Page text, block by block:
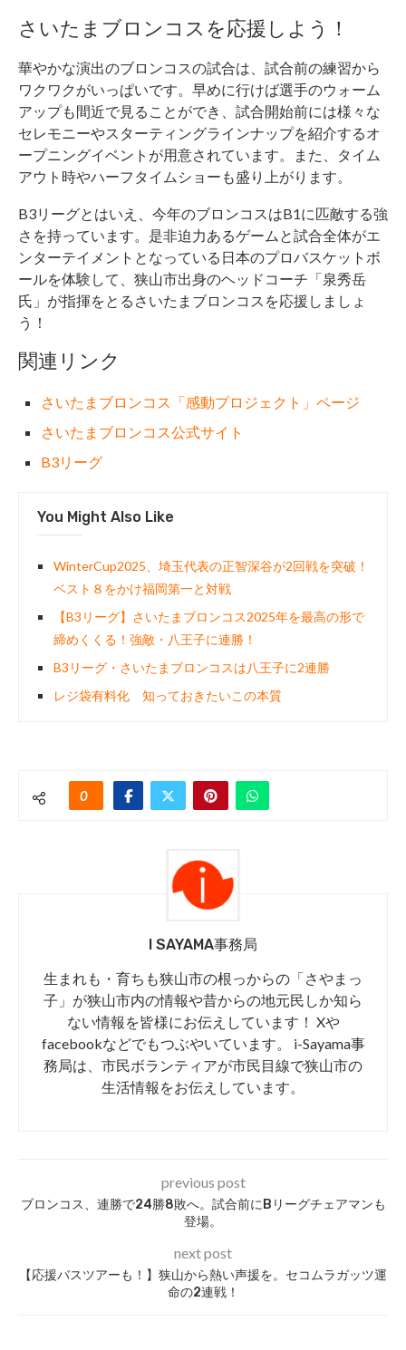
さいたまブロンコスを応援しよう！
華やかな演出のブロンコスの試合は、試合前の練習から
ワクワクがいっぱいです。早めに行けば選手のウォーム
アップも間近で見ることができ、試合開始前には様々な
セレモニーやスターティングラインナップを紹介するオ
ープニングイベントが用意されています。また、タイム
アウト時やハーフタイムショーも盛り上がります。
B3リーグとはいえ、今年のブロンコスはB1に匹敵する強
さを持っています。是非迫力あるゲームと試合全体がエ
ンターテイメントとなっている日本のプロバスケットボ
ールを体験して、狭山市出身のヘッドコーチ「泉秀岳
氏」が指揮をとるさいたまブロンコスを応援しましょ
う！
関連リンク
さいたまブロンコス「感動プロジェクト」ページ
さいたまブロンコス公式サイト
B3リーグ
You Might Also Like
WinterCup2025、埼玉代表の正智深谷が2回戦を突破！
ベスト８をかけ福岡第一と対戦
【B3リーグ】さいたまブロンコス2025年を最高の形で
締めくくる！強敵・八王子に連勝！
B3リーグ・さいたまブロンコスは八王子に2連勝
レジ袋有料化 知っておきたいこの本質
0
I SAYAMA事務局
生まれも・育ちも狭山市の根っからの「さやまっ
子」が狭山市内の情報や昔からの地元民しか知ら
ない情報を皆様にお伝えしています！ Xや
facebookなどでもつぶやいています。 i-Sayama事
務局は、市民ボランティアが市民目線で狭山市の
生活情報をお伝えしています。
previous post
ブロンコス、連勝で24勝8敗へ。試合前にBリーグチェアマンも
登場。
next post
【応援バスツアーも！】狭山から熱い声援を。セコムラガッツ運
命の2連戦！